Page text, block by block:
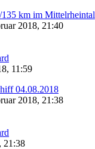
km im Mittelrheintal
2018, 21:40
11:59
04.08.2018
2018, 21:38
21:38